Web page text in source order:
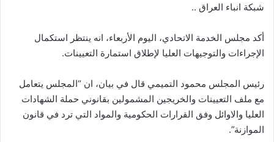
شبكة انباء العراق ..
أكد مجلس الخدمة الاتحادي، اليوم الأربعاء، انه ينتظر استكمال
الإجراءات والتوجيهات العليا لإطلاق استمارة التعيينات.
رئيس المجلس محمود التميمي قال في بيان، ان “المجلس يتعامل
مع ملف التعيينات والخريجين المشمولين بقانوني حملة الشهادات
العليا والاوائل وفق القرارات الحكومية والمواد التي ترد في قانون
الموازنة”.